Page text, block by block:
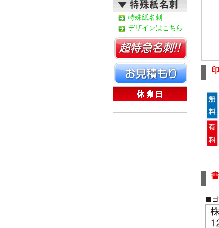
特殊紙名刺
デザインはこちら